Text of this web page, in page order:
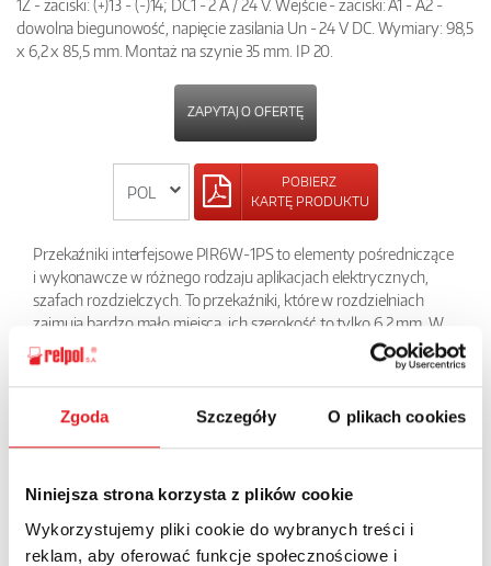
Zgoda Szczegóły O plikach cookies
Niniejsza strona korzysta z plików cookie
Wykorzystujemy pliki cookie do wybranych treści i
reklam, aby oferować funkcje społecznościowe i
1Z - zaciski: (+)13 - (-)14; DC1 - 2 A / 24 V. Wejście - zaciski: A1 - A2 -
dowolna biegunowość, napięcie zasilania Un - 24 V DC. Wymiary: 98,5
x 6,2 x 85,5 mm. Montaż na szynie 35 mm. IP 20.
ZAPYTAJ O OFERTĘ
POBIERZ
KARTĘ PRODUKTU
Przekaźniki interfejsowe PIR6W-1PS to elementy pośredniczące
i wykonawcze w różnego rodzaju aplikacjach elektrycznych,
szafach rozdzielczych. To przekaźniki, które w rozdzielniach
zajmują bardzo mało miejsca, ich szerokość to tylko 6,2 mm. W
zależności od potrzeby aplikacji przekaźnikiem wykonawczym
tego modułu interfejsowego może być przekaźnik
elektromagnetyczny RM699B lub przekaźnik
półprzewodnikowy serii RSR30. Szeroki wachlarz cewek AC i DC